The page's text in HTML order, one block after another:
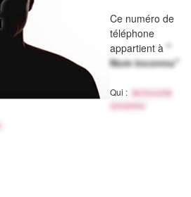
Ce numéro de
téléphone
appartient à "
Nom inconnu"
Qui :
Activité
inconnu